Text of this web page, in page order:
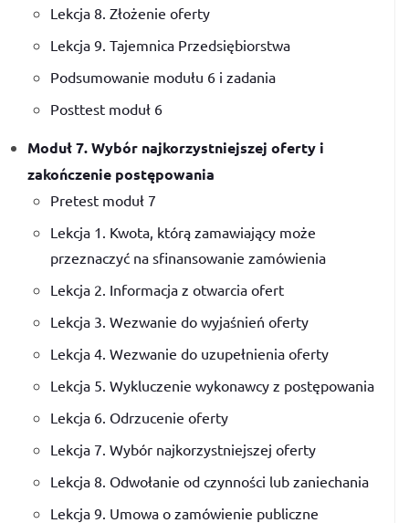
Lekcja 8. Złożenie oferty
Lekcja 9. Tajemnica Przedsiębiorstwa
Podsumowanie modułu 6 i zadania
Posttest moduł 6
Moduł 7. Wybór najkorzystniejszej oferty i
zakończenie postępowania
Pretest moduł 7
Lekcja 1. Kwota, którą zamawiający może
przeznaczyć na sfinansowanie zamówienia
Lekcja 2. Informacja z otwarcia ofert
Lekcja 3. Wezwanie do wyjaśnień oferty
Lekcja 4. Wezwanie do uzupełnienia oferty
Lekcja 5. Wykluczenie wykonawcy z postępowania
Lekcja 6. Odrzucenie oferty
Lekcja 7. Wybór najkorzystniejszej oferty
Lekcja 8. Odwołanie od czynności lub zaniechania
Lekcja 9. Umowa o zamówienie publiczne